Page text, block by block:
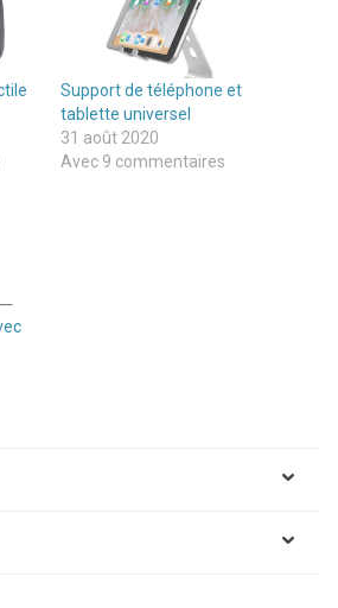
Support de téléphone et
tablette universel
31 août 2020
Avec 9 commentaires